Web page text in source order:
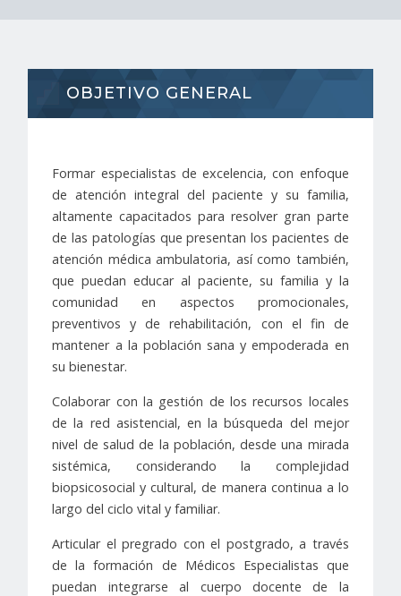
OBJETIVO GENERAL
Formar especialistas de excelencia, con enfoque
de atención integral del paciente y su familia,
altamente capacitados para resolver gran parte
de las patologías que presentan los pacientes de
atención médica ambulatoria, así como también,
que puedan educar al paciente, su familia y la
comunidad en aspectos promocionales,
preventivos y de rehabilitación, con el fin de
mantener a la población sana y empoderada en
su bienestar.
Colaborar con la gestión de los recursos locales
de la red asistencial, en la búsqueda del mejor
nivel de salud de la población, desde una mirada
sistémica, considerando la complejidad
biopsicosocial y cultural, de manera continua a lo
largo del ciclo vital y familiar.
Articular el pregrado con el postgrado, a través
de la formación de Médicos Especialistas que
puedan integrarse al cuerpo docente de la